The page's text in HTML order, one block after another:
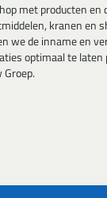
met producten
kranen en
de inname en
optimaal te